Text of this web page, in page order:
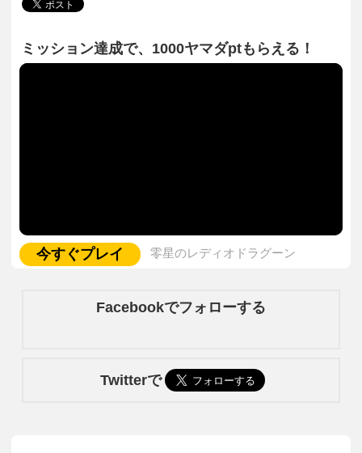
ミッション達成で、1000ヤマダptもらえる！
今すぐプレイ 零星のレディオドラグーン
Facebookでフォローする
Twitterで